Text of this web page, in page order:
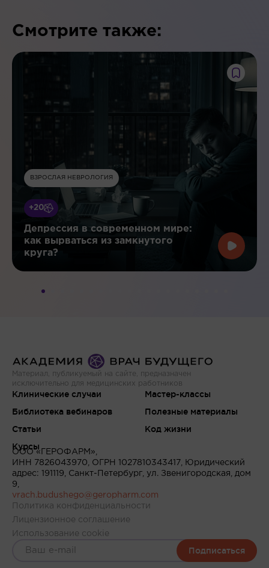
Смотрите также:
ВЗРОСЛАЯ НЕВРОЛОГИЯ
+20
Депрессия в современном мире:
как вырваться из замкнутого
круга?
Материал, публикуемый на сайте, предназначен
исключительно для медицинских работников
Клинические случаи
Библиотека вебинаров
Статьи
Курсы
Мастер-классы
Полезные материалы
Код жизни
ООО «ГЕРОФАРМ»,
ИНН 7826043970, ОГРН 1027810343417, Юридический
адрес: 191119, Санкт-Петербург, ул. Звенигородская, дом
9,
vrach.budushego@geropharm.com
Политика конфиденциальности
Лицензионное соглашение
Использование cookie
Подписаться